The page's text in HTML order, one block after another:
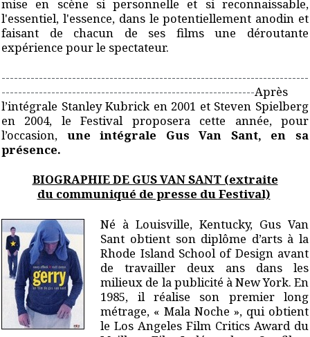
mise en scène si personnelle et si reconnaissable,
l'essentiel, l'essence, dans le potentiellement anodin et
faisant de chacun de ses films une déroutante
expérience pour le spectateur.
--------------------------------------------------------------------------
-------------------------------------------------------------Après
l’intégrale Stanley Kubrick en 2001 et Steven Spielberg
en 2004, le Festival proposera cette année, pour
l’occasion, une intégrale Gus Van Sant, en sa
présence.
BIOGRAPHIE DE GUS VAN SANT (extraite
du communiqué de presse du Festival)
Né à Louisville, Kentucky, Gus Van
Sant obtient son diplôme d’arts à la
Rhode Island School of Design avant
de travailler deux ans dans les
milieux de la publicité à NewYork. En
1985, il réalise son premier long
métrage, « Mala Noche », qui obtient
le Los Angeles Film Critics Award du